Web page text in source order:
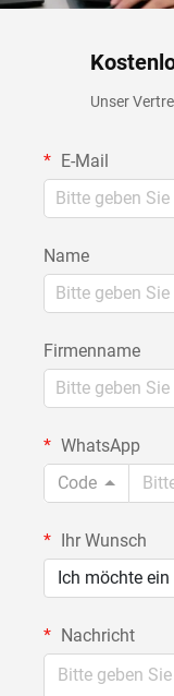
Unser
E-Mail
Name
Firmenname
WhatsApp
Code
Ihr Wunsch
Ich möchte
Nachricht